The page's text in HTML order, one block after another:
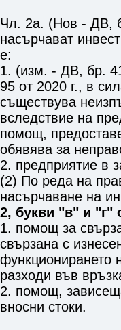
Чл. 2а. (Нов - ДВ,
насърчават
е:
1. (изм. - ДВ, бр.
95 от 2020 г., в
съществува
вследствие на
помощ,
обявява за
2. предприятие в
(2) По реда на
насърчаване на
2, букви "в" и "г"
1. помощ за
свързана с
функционирането
разходи във
2. помощ,
вносни стоки.